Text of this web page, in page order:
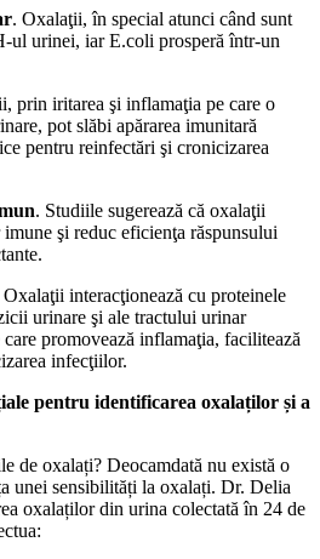
. Oxalaţii, în special atunci când sunt
ul urinei, iar E.coli prosperă într-un
prin iritarea şi inflamaţia pe care o
pot slăbi apărarea imunitară
pentru reinfectări şi cronicizarea
. Studiile sugerează că oxalaţii
şi reduc eficienţa răspunsului
Oxalaţii interacţionează cu proteinele
urinare şi ale tractului urinar
promovează inflamaţia, facilitează
infecţiilor.
pentru identificarea oxalaților și a
de oxalați? Deocamdată nu există o
unei sensibilități la oxalați. Dr. Delia
oxalaților din urina colectată în 24 de